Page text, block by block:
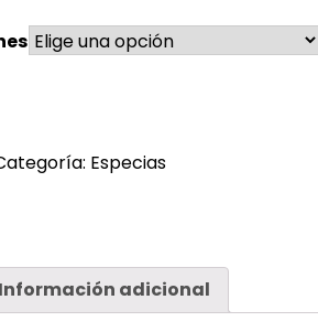
Especias
Información adicional